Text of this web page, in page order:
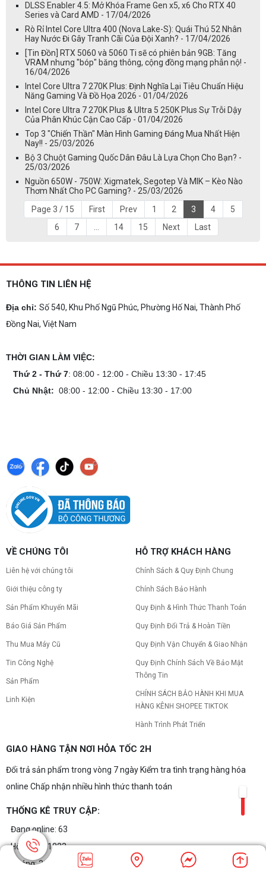
DLSS Enabler 4.5: Mở Khóa Frame Gen x5, x6 Cho RTX 40
Series và Card AMD - 17/04/2026
Rò Rỉ Intel Core Ultra 400 (Nova Lake-S): Quái Thú 52 Nhân
Hay Nước Đi Gây Tranh Cãi Của Đội Xanh? - 17/04/2026
[Tin Đồn] RTX 5060 và 5060 Ti sẽ có phiên bản 9GB: Tăng
VRAM nhưng "bóp" băng thông, cộng đồng mạng phẫn nộ! -
16/04/2026
Intel Core Ultra 7 270K Plus: Định Nghĩa Lại Tiêu Chuẩn Hiệu
Năng Gaming Và Đồ Họa 2026 - 01/04/2026
Intel Core Ultra 7 270K Plus & Ultra 5 250K Plus Sự Trỗi Dậy
Của Phân Khúc Cận Cao Cấp - 01/04/2026
Top 3 "Chiến Thần" Màn Hình Gaming Đáng Mua Nhất Hiện
Nay!! - 25/03/2026
Bộ 3 Chuột Gaming Quốc Dân Đâu Là Lựa Chọn Cho Bạn? -
25/03/2026
Nguồn 650W - 750W: Xigmatek, Segotep Và MIK – Kèo Nào
Thơm Nhất Cho PC Gaming? - 25/03/2026
Page 3 / 15
First Prev 1 2 3 4
5
6
7 ... 14 15 Next Last
THÔNG TIN LIÊN HỆ
Địa chỉ: Số 540, Khu Phố Ngũ Phúc, Phường Hố Nai, Thành Phố
Đồng Nai, Việt Nam
THỜI GIAN LÀM VIỆC:
Thứ 2 - Thứ 7: 08:00 - 12:00 - Chiều 13:30 - 17:45
Chủ Nhật: 08:00 - 12:00 - Chiều 13:30 - 17:00
VỀ CHÚNG TÔI
Liên hệ với chúng tôi
Giới thiệu công ty
Sản Phẩm Khuyến Mãi
Báo Giá Sản Phẩm
Thu Mua Máy Cũ
Tin Công Nghệ
Sản Phẩm
Linh Kiện
HỖ TRỢ KHÁCH HÀNG
Chính Sách & Quy Định Chung
Chính Sách Bảo Hành
Quy Định & Hình Thức Thanh Toán
Quy Định Đổi Trả & Hoàn Tiền
Quy Định Vận Chuyển & Giao Nhận
Quy Định Chính Sách Về Bảo Mật
Thông Tin
CHÍNH SÁCH BẢO HÀNH KHI MUA
HÀNG KÊNH SHOPEE TIKTOK
Hành Trình Phát Triển
GIAO HÀNG TẬN NƠI HỎA TỐC 2H
Đổi trả sản phẩm trong vòng 7 ngày Kiểm tra tình trạng hàng hóa
online Chấp nhận nhiều hình thức thanh toán
THỐNG KÊ TRUY CẬP:
Đang online: 63
Hôm nay: 1823
Tháng: 31842